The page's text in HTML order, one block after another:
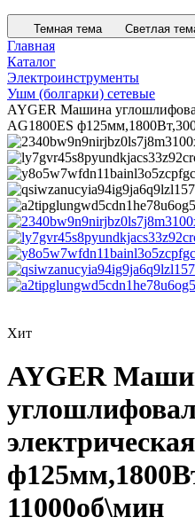
Темная тема Светлая
Главная
Каталог
Электроинструменты
Ушм (болгарки) сетевые
AYGER Машина
AG1800ES
Хит
AYGER
11000об\мин